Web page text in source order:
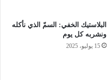
البلاستيك الخفي: السمّ الذي نأكله
ونشربه كل يوم
15 يوليو، 2025